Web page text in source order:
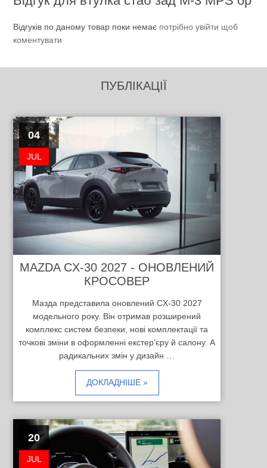
Відгуків по даному товар поки немає потрібно увійти щоб
коментувати
ПУБЛІКАЦІЇ
04
JUL
MAZDA CX-30 2027 - ОНОВЛЕНИЙ
КРОСОВЕР
Мазда представила оновлений CX-30 2027
модельного року. Він отримав розширений
комплекс систем безпеки, нові комплектації та
точкові зміни в оформленні екстер'єру й салону. А
радикальних змін у дизайн …
ДОКЛАДНІШЕ »
20
JUL